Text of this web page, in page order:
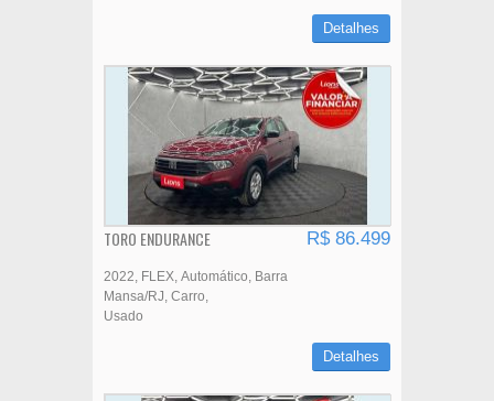
Detalhes
TORO ENDURANCE R$ 86.499
2022 FLEX Automático
Barra
Mansa/RJ Carro
Usado
Detalhes